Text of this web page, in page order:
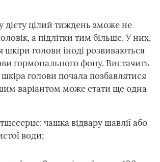
дієту цілий тиждень зможе не
а підлітки тим більше. У них,
шкіри голови іноді розвиваються
гормонального фону. Вистачить
голови почала позбавлятися
варіантом може стати ще одна
чашка відвару шавлії або
води;